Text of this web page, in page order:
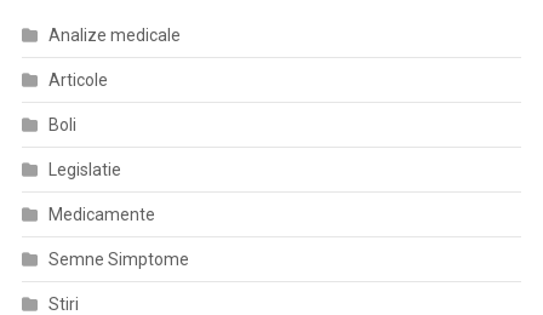
Analize medicale
Articole
Boli
Legislatie
Medicamente
Semne Simptome
Stiri